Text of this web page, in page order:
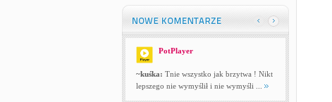
PotPlayer
~kuśka: Tnie wszystko jak brzytwa ! Nikt
lepszego nie wymyślił i nie wymyśli ...